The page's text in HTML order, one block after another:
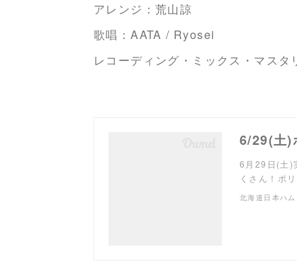
アレンジ：荒山諒
歌唱：AATA / Ryosei
レコーディング・ミックス・マスタ
6月29日(土)
くさん！ポ
北海道日本ハ